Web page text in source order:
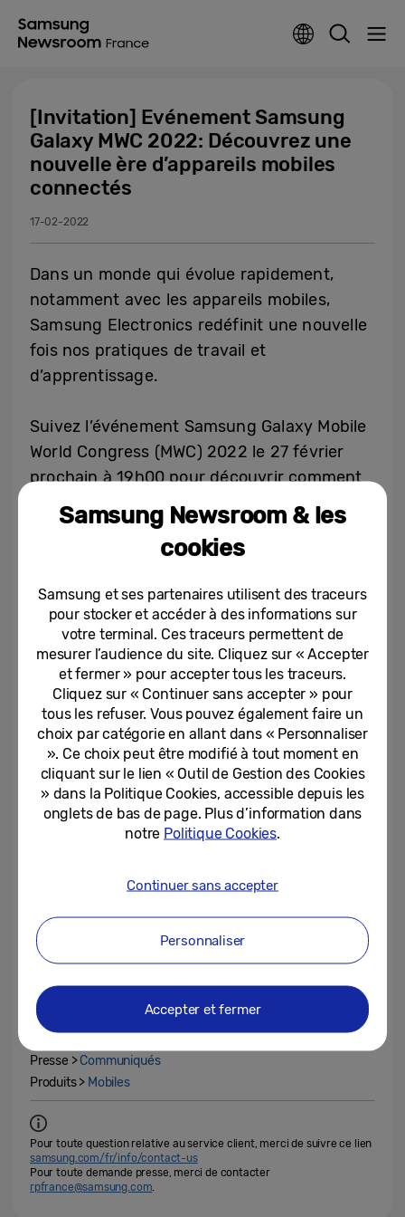
[Invitation] Evénement Samsung
Galaxy MWC 2022: Découvrez une
nouvelle ère d’appareils mobiles
connectés
17-02-2022
Dans un monde qui évolue rapidement,
notamment avec les appareils mobiles,
Samsung Electronics redéfinit une nouvelle
fois nos pratiques de travail et
d’apprentissage.
Suivez l’événement Samsung Galaxy Mobile
World Congress (MWC) 2022 le 27 février
prochain à 19h00 pour découvrir comment
le leadership de Samsung montre la voie de
l’expérience connectée. L’événement sera
diffusé en direct sur lachaîne YouTube de
Retrouvez un aperçu de ce qui vous attend
dans la vidéo ci-dessous.
Video
Player
En direct sur
Galaxy Mobile World Congress
MWC
MWC 2022
Presse >Communiqués
Produits > Mobiles
Pour toute question relative au service client, merci de suivre ce lien
samsung.com/fr/info/contact-us
Pour toute demande presse, merci de contacter
rpfrance@samsung.com.
Samsung Newsroom & les
cookies
Samsung et ses partenaires utilisent des traceurs
pour stocker et accéder à des informations sur
votre terminal. Ces traceurs permettent de
mesurer l’audience du site. Cliquez sur « Accepter
et fermer » pour accepter tous les traceurs.
Cliquez sur « Continuer sans accepter » pour
tous les refuser. Vous pouvez également faire un
choix par catégorie en allant dans « Personnaliser
». Ce choix peut être modifié à tout moment en
cliquant sur le lien « Outil de Gestion des Cookies
» dans la Politique Cookies, accessible depuis les
onglets de bas de page. Plus d’information dans
notre Politique Cookies.
Continuer sans accepter
Personnaliser
Accepter et fermer